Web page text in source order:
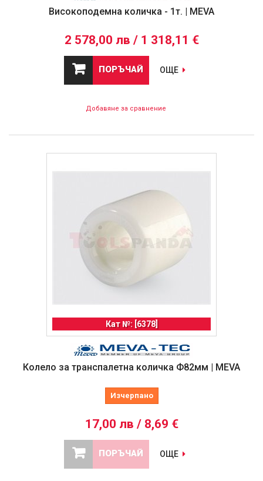
Високоподемна количка - 1т. | MEVA
2 578,00 лв / 1 318,11 €
ПОРЪЧАЙ ОЩЕ
Добавяне за сравнение
Кат №: [6378]
Колело за транспалетна количка Ф82мм | MEVA
Изчерпано
17,00 лв / 8,69 €
ПОРЪЧАЙ ОЩЕ